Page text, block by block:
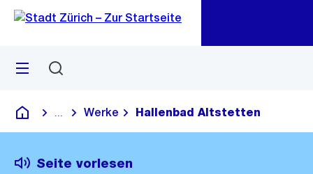
Navigation
Sprunglink
Menü
Deutsch
Blende alle Breadcrumbs ein
Werke Hallenbad Altstetten
Seite vorlesen